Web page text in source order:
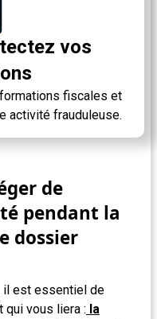
vos
fiscales et
activité frauduleuse.
de
pendant la
dossier
il est essentiel de
qui vous liera : la